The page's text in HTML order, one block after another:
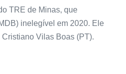
TRE de Minas, que
inelegível em 2020. Ele
Vilas Boas (PT).